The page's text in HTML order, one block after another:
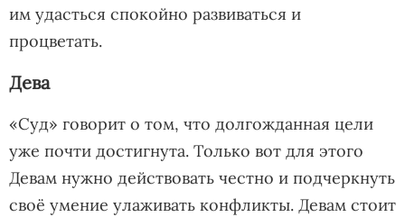
им удасться спокойно развиваться и
процветать.
Дева
«Суд» говорит о том, что долгожданная цели
уже почти достигнута. Только вот для этого
Девам нужно действовать честно и подчеркнуть
своё умение улаживать конфликты. Девам стоит